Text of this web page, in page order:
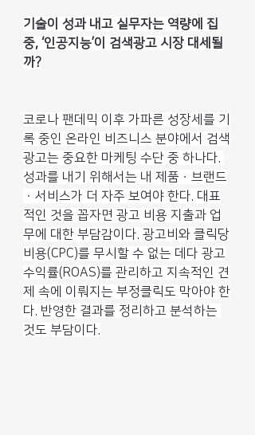
기술이 성과 내고 실무자는 역량에 집
중, ‘인공지능’이 검색광고 시장 대세될
까?
코로나 팬데믹 이후 가파른 성장세를 기
록 중인 온라인 비즈니스 분야에서 검색
광고는 중요한 마케팅 수단 중 하나다.
성과를 내기 위해서는 내 제품ㆍ브랜드
ㆍ서비스가 더 자주 보여야 한다. 대표
적인 것을 꼽자면 광고 비용 지출과 업
무에 대한 부담감이다. 광고비와 클릭당
비용(CPC)를 무시할 수 없는 데다 광고
수익률(ROAS)를 관리하고 지속적인 견
제 속에 이뤄지는 부정클릭도 막아야 한
다. 반영한 결과를 정리하고 분석하는
것도 부담이다.